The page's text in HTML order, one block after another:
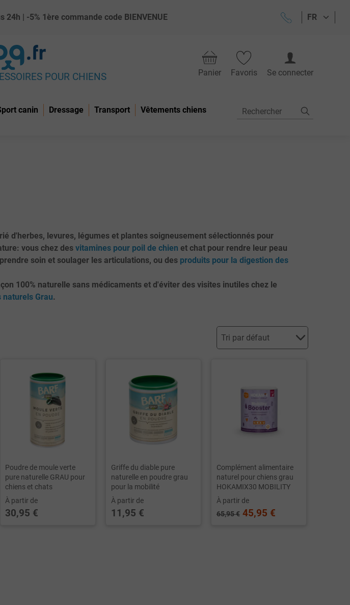
| -5% 1ère commande code BIENVENUE FR
POUR CHIENS Panier Favoris Se connecter
canin Dressage Transport Vêtements chiens
d'herbes, levures, légumes et plantes soigneusement sélectionnés pour
vous chez des vitamines pour poil de chien et chat pour rendre leur peau
soin et soulager les articulations, ou des produits pour la digestion des
100% naturelle sans médicaments et d'éviter des visites inutiles chez le
Grau.
Poudre de moule verte
pure naturelle GRAU pour
chiens et chats
À partir de
30,95 €
Griffe du diable pure
naturelle en poudre grau
pour la mobilité
À partir de
11,95 €
Complément alimentaire
naturel pour chiens grau
HOKAMIX30 MOBILITY
À partir de
65,95 € 45,95 €